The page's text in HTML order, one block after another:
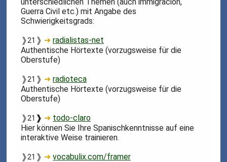
Guerra Civil etc.) mit Angabe des
Schwierigkeitsgrads:
❱21 ❱ ➜radialistas-net
Authentische Hörtexte (vorzugsweise für die
Oberstufe)
❱21 ❱ ➜radioteca
Authentische Hörtexte (vorzugsweise für die
Oberstufe)
❱21 ❱ ➜ todo-claro
Hier können Sie Ihre Spanischkenntnisse auf eine
interaktive Weise trainieren.
❱21 ❱ ➜vocabulix.com/framer